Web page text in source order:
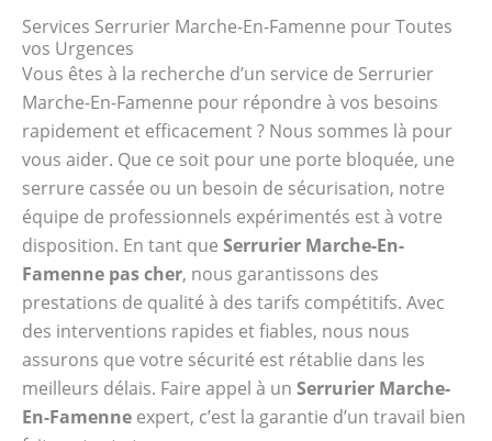
Services Serrurier Marche-En-Famenne pour Toutes
vos Urgences
Vous êtes à la recherche d’un service de Serrurier
Marche-En-Famenne pour répondre à vos besoins
rapidement et efficacement ? Nous sommes là pour
vous aider. Que ce soit pour une porte bloquée, une
serrure cassée ou un besoin de sécurisation, notre
équipe de professionnels expérimentés est à votre
disposition. En tant que Serrurier Marche-En-
Famenne pas cher, nous garantissons des
prestations de qualité à des tarifs compétitifs. Avec
des interventions rapides et fiables, nous nous
assurons que votre sécurité est rétablie dans les
meilleurs délais. Faire appel à un Serrurier Marche-
En-Famenne expert, c’est la garantie d’un travail bien